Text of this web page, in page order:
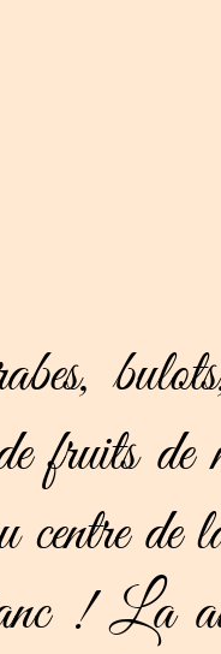
fruits de
centre
! La